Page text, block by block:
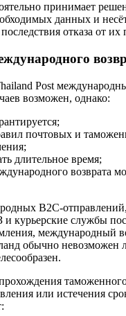
принимает
данных и
отказа от их
Post
возможен, однако:
почтовых и
длительное время;
возврата
B2C-
и курьерские службы
международный
обычно невозможен
или истечения